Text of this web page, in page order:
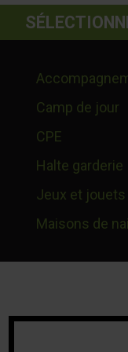
Camp de jour
CPE
Halte garderie
Jeux et jouets
Maisons de